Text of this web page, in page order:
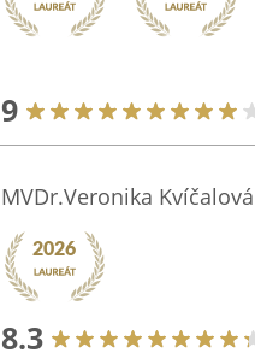
9
MVDr.Veronika Kvíčalová
8.3